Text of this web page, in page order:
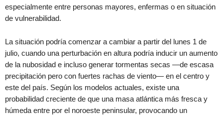
especialmente entre personas mayores, enfermas o en situación
de vulnerabilidad.
La situación podría comenzar a cambiar a partir del lunes 1 de
julio, cuando una perturbación en altura podría inducir un aumento
de la nubosidad e incluso generar tormentas secas —de escasa
precipitación pero con fuertes rachas de viento— en el centro y
este del país. Según los modelos actuales, existe una
probabilidad creciente de que una masa atlántica más fresca y
húmeda entre por el noroeste peninsular, provocando un